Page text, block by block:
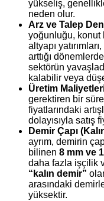
yükseliş,
neden olur.
Arz ve Talep
yoğunluğu, konut
altyapı
arttığı
sektörün
kalabilir veya
Üretim
gerektiren bir
fiyatlarındaki
dolayısıyla satış
Demir Çapı
ayrım, demirin
bilinen 8 mm ve
daha fazla işçilik
“kalın demir”
arasındaki
yüksektir.